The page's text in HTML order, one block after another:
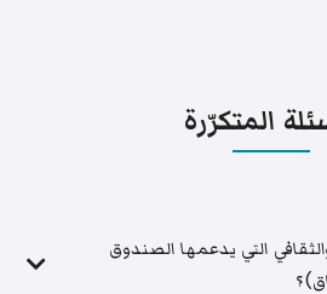
المتكرّرة
التي يدعمها الصندوق